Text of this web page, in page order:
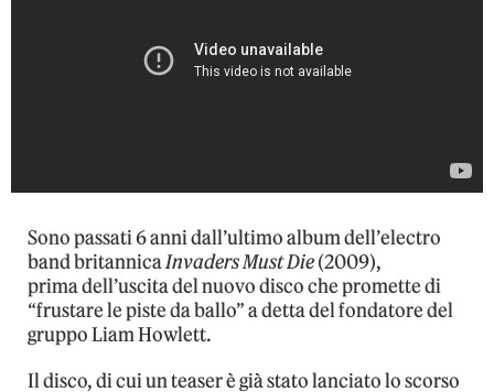
Sono passati 6 anni dall’ultimo album dell’electro
band britannicaInvaders Must Die(2009),
prima dell’uscita del nuovo disco che promette di
“frustare le piste da ballo” a detta del fondatore del
gruppo Liam Howlett.
Il disco, di cui un teaser è già stato lanciato lo scorso